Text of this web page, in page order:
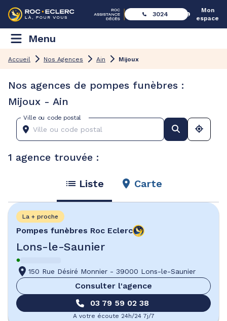
3024
Mon
espace
Menu
Accueil Nos Agences Ain Mijoux
Nos agences de pompes funèbres :
Mijoux - Ain
Ville ou code postal
1 agence trouvée :
Liste Carte
Pompes funèbres Roc Eclerc
Lons-le-Saunier
La + proche
150 Rue Désiré Monnier - 39000 Lons-le-Saunier
Consulter l'agence
03 79 59 02 38
A votre écoute 24h/24 7j/7